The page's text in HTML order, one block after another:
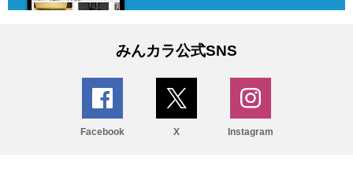
みんカラ公式SNS
Facebook X Instagram